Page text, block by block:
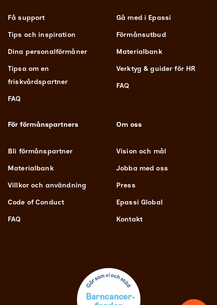
Få support
Tips och inspiration
Dina personalförmåner
Tipsa om en
friskvårdspartner
FAQ
Gå med i Epassi
Förmånsutbud
Materialbank
Verktyg & guider för HR
FAQ
För förmånspartners
Bli förmånspartner
Materialbank
Villkor och användning
Code of Conduct
FAQ
Om oss
Vision och mål
Jobba med oss
Press
Epassi Global
Kontakt